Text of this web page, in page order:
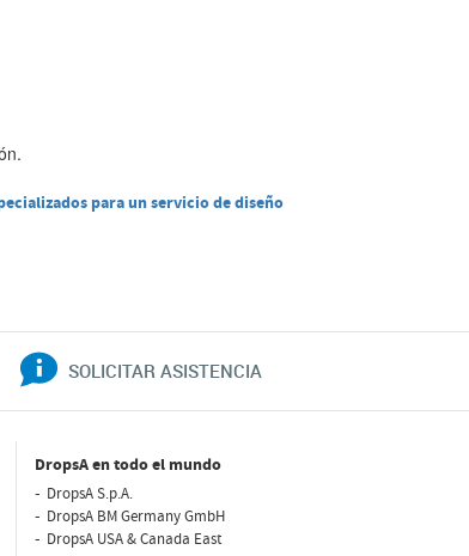
para un servicio de diseño
SOLICITAR ASISTENCIA
DropsA en todo el mundo
DropsA S.p.A.
DropsA BM Germany GmbH
DropsA USA & Canada East